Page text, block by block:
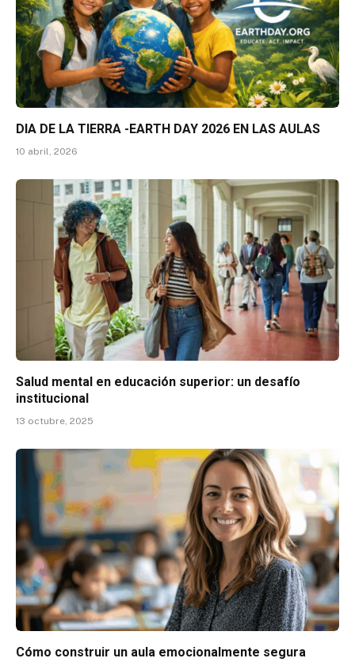
DIA DE LA TIERRA -EARTH DAY 2026 EN LAS AULAS
10 abril, 2026
Salud mental en educación superior: un desafío
institucional
13 octubre, 2025
Cómo construir un aula emocionalmente segura